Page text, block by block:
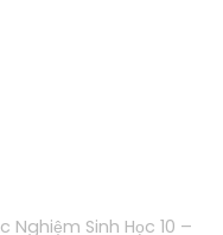
Nghiệm Sinh Học 10 –